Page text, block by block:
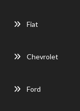
Fiat
Chevrolet
Ford